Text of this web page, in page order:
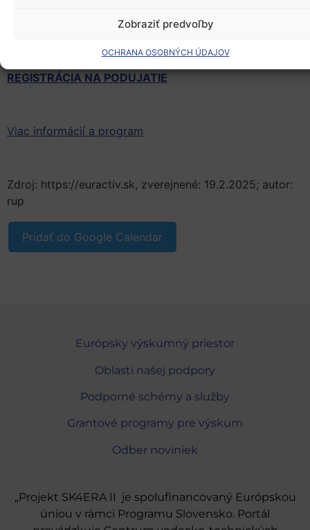
Zobraziť predvoľby
OCHRANA OSOBNÝCH ÚDAJOV
26. február 2025 od 09:30
PKO Čierny Orol(Hlavná 50, Prešov)
REGISTRÁCIA NA PODUJATIE
Viac informácií a program
Zdroj: https://euractiv.sk, zverejnené: 19.2.2025; autor:
rup
Pridať do Google Calendar
Európsky výskumný priestor
Oblasti našej podpory
Podporné schémy a služby
Grantové programy pre výskum
Odber noviniek
„Projekt SK4ERA II je spolufinancovaný Európskou
úniou v rámci Programu Slovensko. Portál